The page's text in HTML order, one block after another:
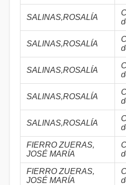
SALINAS,ROSALÍA
SALINAS,ROSALÍA
SALINAS,ROSALÍA
SALINAS,ROSALÍA
SALINAS,ROSALÍA
FIERRO ZUERAS,
JOSÉ MARÍA
FIERRO ZUERAS,
JOSÉ MARÍA